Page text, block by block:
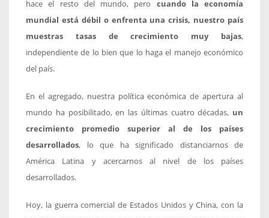
hace el resto del mundo, pero cuando la economía
mundial está débil o enfrenta una crisis, nuestro país
muestras tasas de crecimiento muy bajas,
independiente de lo bien que lo haga el manejo económico
del país.
En el agregado, nuestra política económica de apertura al
mundo ha posibilitado, en las últimas cuatro décadas, un
crecimiento promedio superior al de los países
desarrollados, lo que ha significado distanciarnos de
América Latina y acercarnos al nivel de los países
desarrollados.
Hoy, la guerra comercial de Estados Unidos y China, con la